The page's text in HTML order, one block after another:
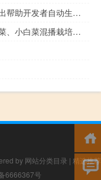
据悉Meta Platforms(META.O)正准备推出帮助开发者自动生成编程代码的软件
芹菜、小白菜混播栽培技术规程(关于芹菜、小白菜混播栽培技术规程简述)
by 网站分类目录 | 精选推荐
6666367号